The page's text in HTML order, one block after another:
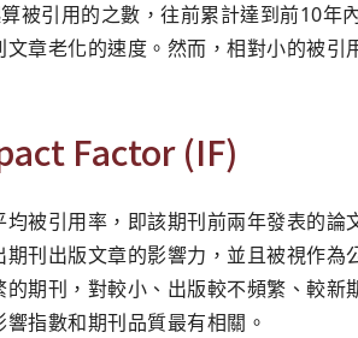
被引用的之數，往前累計達到前10年
章老化的速度。然而，相對小的被引
Factor (IF)
被引用率，即該期刊前兩年發表的論
刊出版文章的影響力，並且被視作為
的期刊，對較小、出版較不頻繁、較
指數和期刊品質最有相關。